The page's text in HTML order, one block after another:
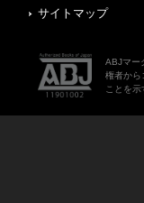
サイトマップ
ABJマー
権者から
ことを